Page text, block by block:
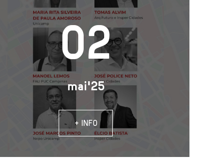
02
mai'25
+ INFO